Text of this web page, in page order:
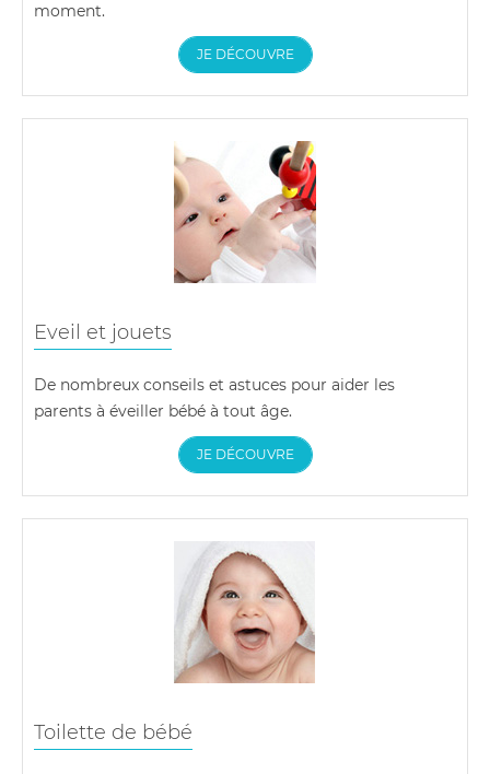
moment.
JE DÉCOUVRE
Eveil et jouets
De nombreux conseils et astuces pour aider les
parents à éveiller bébé à tout âge.
JE DÉCOUVRE
Toilette de bébé